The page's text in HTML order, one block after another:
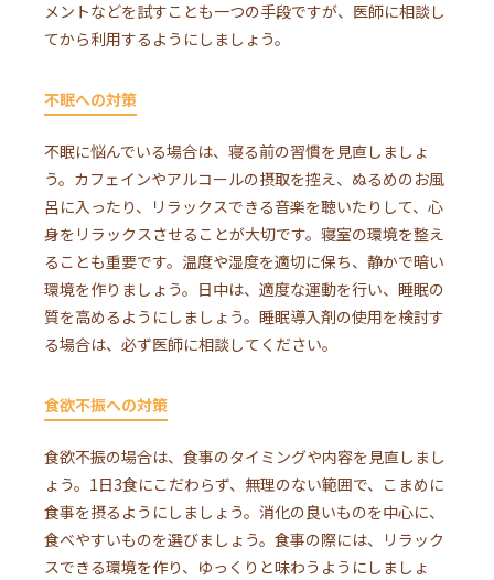
メントなどを試すことも一つの手段ですが、医師に相談し
てから利用するようにしましょう。
不眠への対策
不眠に悩んでいる場合は、寝る前の習慣を見直しましょ
う。カフェインやアルコールの摂取を控え、ぬるめのお風
呂に入ったり、リラックスできる音楽を聴いたりして、心
身をリラックスさせることが大切です。寝室の環境を整え
ることも重要です。温度や湿度を適切に保ち、静かで暗い
環境を作りましょう。日中は、適度な運動を行い、睡眠の
質を高めるようにしましょう。睡眠導入剤の使用を検討す
る場合は、必ず医師に相談してください。
食欲不振への対策
食欲不振の場合は、食事のタイミングや内容を見直しまし
ょう。1日3食にこだわらず、無理のない範囲で、こまめに
食事を摂るようにしましょう。消化の良いものを中心に、
食べやすいものを選びましょう。食事の際には、リラック
スできる環境を作り、ゆっくりと味わうようにしましょ